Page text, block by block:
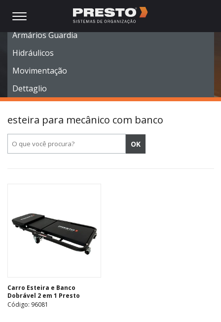
Móveis Modulares
Armários Guardia
Hidráulicos
Movimentação
Dettaglio
esteira para mecânico com banco
Carro Esteira e Banco
Dobrável 2 em 1 Presto
Código: 96081